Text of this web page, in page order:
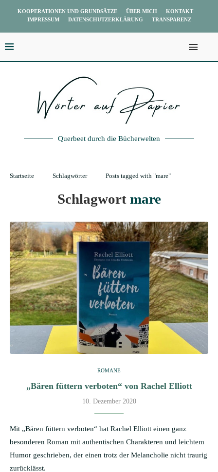
KOOPERATIONEN UND GRUNDSÄTZE ÜBER MICH
KONTAKT
IMPRESSUM
DATENSCHUTZERKLÄRUNG TRANSPARENZ
Querbeet durch die Bücherwelten
Startseite Schlagwörter Posts tagged with "mare"
Schlagwort mare
ROMANE
„Bären füttern verboten“ von Rachel Elliott
10. Dezember 2020
Mit „Bären füttern verboten“ hat Rachel Elliott einen ganz
besonderen Roman mit authentischen Charakteren und leichtem
Humor geschrieben, der einen trotz der Melancholie nicht traurig
zurücklässt.